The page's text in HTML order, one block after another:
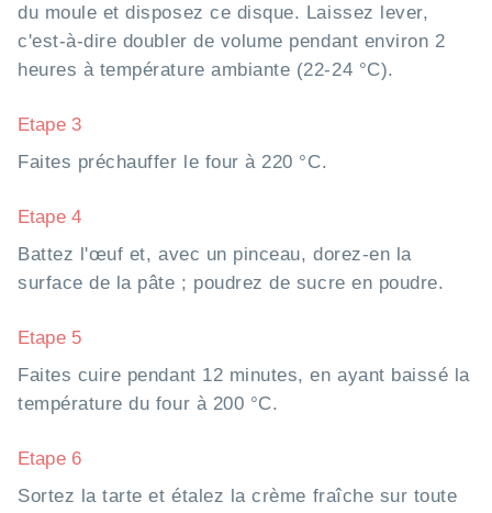
du moule et disposez ce disque. Laissez lever,
c'est-à-dire doubler de volume pendant environ 2
heures à température ambiante (22-24 °C).
Etape 3
Faites préchauffer le four à 220 °C.
Etape 4
Battez l'œuf et, avec un pinceau, dorez-en la
surface de la pâte ; poudrez de sucre en poudre.
Etape 5
Faites cuire pendant 12 minutes, en ayant baissé la
température du four à 200 °C.
Etape 6
Sortez la tarte et étalez la crème fraîche sur toute